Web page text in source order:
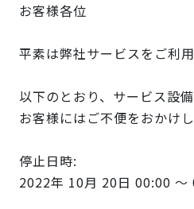
お客様各位
平素は弊社サービスをご利
以下のとおり、サービス設
お客様にはご不便をおかけ
停止日時:
2022年 10月 20日 00:00 ～